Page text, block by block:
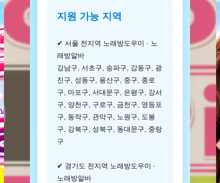
지원 가능 지역
✔ 서울 전지역 노래방도우미 · 노
래방알바
강남구, 서초구, 송파구, 강동구, 광
진구, 성동구, 용산구, 중구, 종로
구, 마포구, 서대문구, 은평구, 강서
구, 양천구, 구로구, 금천구, 영등포
구, 동작구, 관악구, 노원구, 도봉
구, 강북구, 성북구, 동대문구, 중랑
구
✔ 경기도 전지역 노래방도우미 ·
노래방알바